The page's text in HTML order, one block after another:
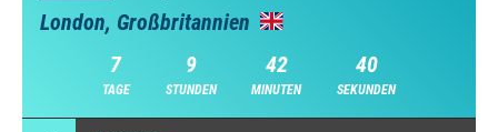
London, Großbritannien
7
TAGE
9
STUNDEN
42
MINUTEN
39
SEKUNDEN